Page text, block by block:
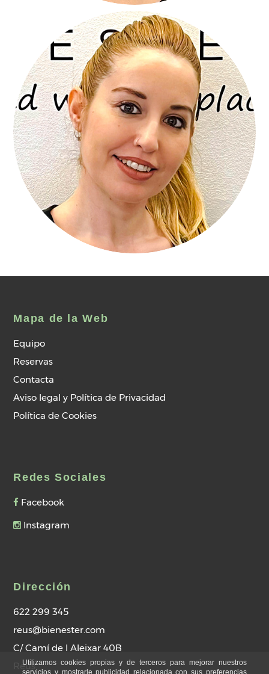
Mapa de la Web
Equipo
Reservas
Contacta
Aviso legal y Política de Privacidad
Política de Cookies
Redes Sociales
Facebook
Instagram
Dirección
622 299 345
reus@bienester.com
C/ Camí de l Aleixar 40B
Reus
Utilizamos cookies propias y de terceros para mejorar nuestros
servicios y mostrarle publicidad relacionada con sus preferencias